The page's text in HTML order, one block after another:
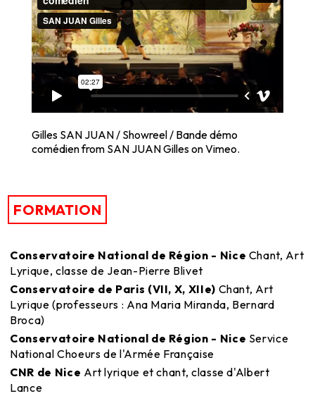
Gilles SAN JUAN / Showreel / Bande démo
comédienfrom SAN JUAN GillesonVimeo.
FORMATION
Conservatoire National de Région - Nice Chant, Art
Lyrique, classe de Jean-Pierre Blivet
Conservatoire de Paris (VII, X, XIIe) Chant, Art
Lyrique (professeurs : Ana Maria Miranda, Bernard
Broca)
Conservatoire National de Région - Nice Service
National Choeurs de l'Armée Française
CNR de Nice Art lyrique et chant, classe d'Albert
Lance